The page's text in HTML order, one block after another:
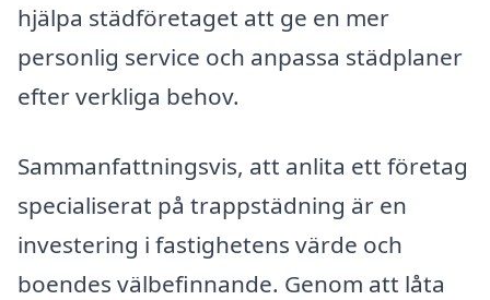
hjälpa städföretaget att ge en mer
personlig service och anpassa städplaner
efter verkliga behov.
Sammanfattningsvis, att anlita ett företag
specialiserat på trappstädning är en
investering i fastighetens värde och
boendes välbefinnande. Genom att låta